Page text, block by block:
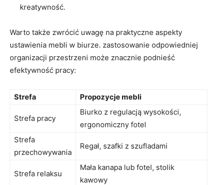
kreatywność.
Warto także zwrócić ‍uwagę ⁤na ⁤praktyczne aspekty‌
ustawienia⁢ mebli w biurze. zastosowanie odpowiedniej
⁣organizacji przestrzeni ​może znacznie podnieść
efektywność pracy:
Strefa Propozycje‍ mebli
Strefa pracy
Biurko z regulacją ⁤wysokości,
ergonomiczny fotel
Strefa​
przechowywania
Regał, ⁣szafki ⁤z szufladami
Strefa relaksu
Mała⁣ kanapa‌ lub fotel, stolik
kawowy